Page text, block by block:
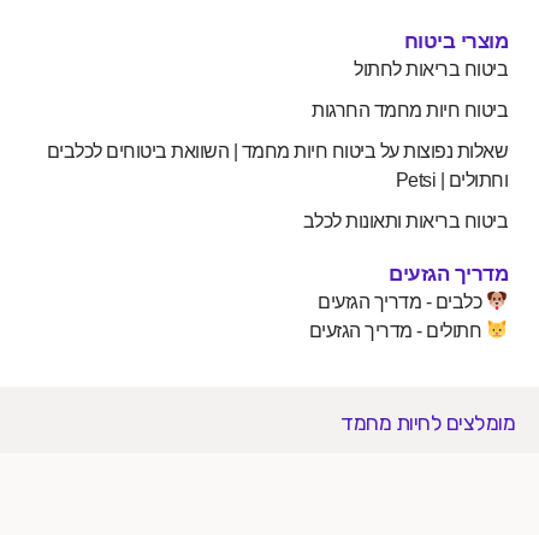
ביטוח
בריאות לחתול
חיות מחמד החרגות
נפוצות על ביטוח חיות מחמד | השוואת ביטוחים לכלבים
בריאות ותאונות לכלב
הגזעים
- מדריך הגזעים
- מדריך הגזעים
לחיות מחמד